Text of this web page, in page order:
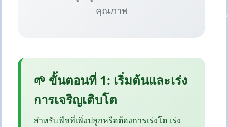
คุณภาพ
🌱 ขั้นตอนที่ 1: เริ่มต้นและเร่ง
การเจริญเติบโต
สำหรับพืชที่เพิ่งปลูกหรือต้องการเร่งโต เร่ง